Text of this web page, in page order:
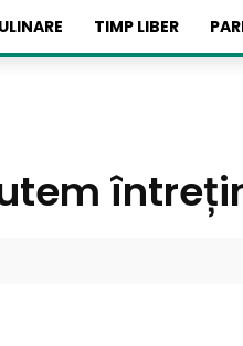
TIMP LIBER